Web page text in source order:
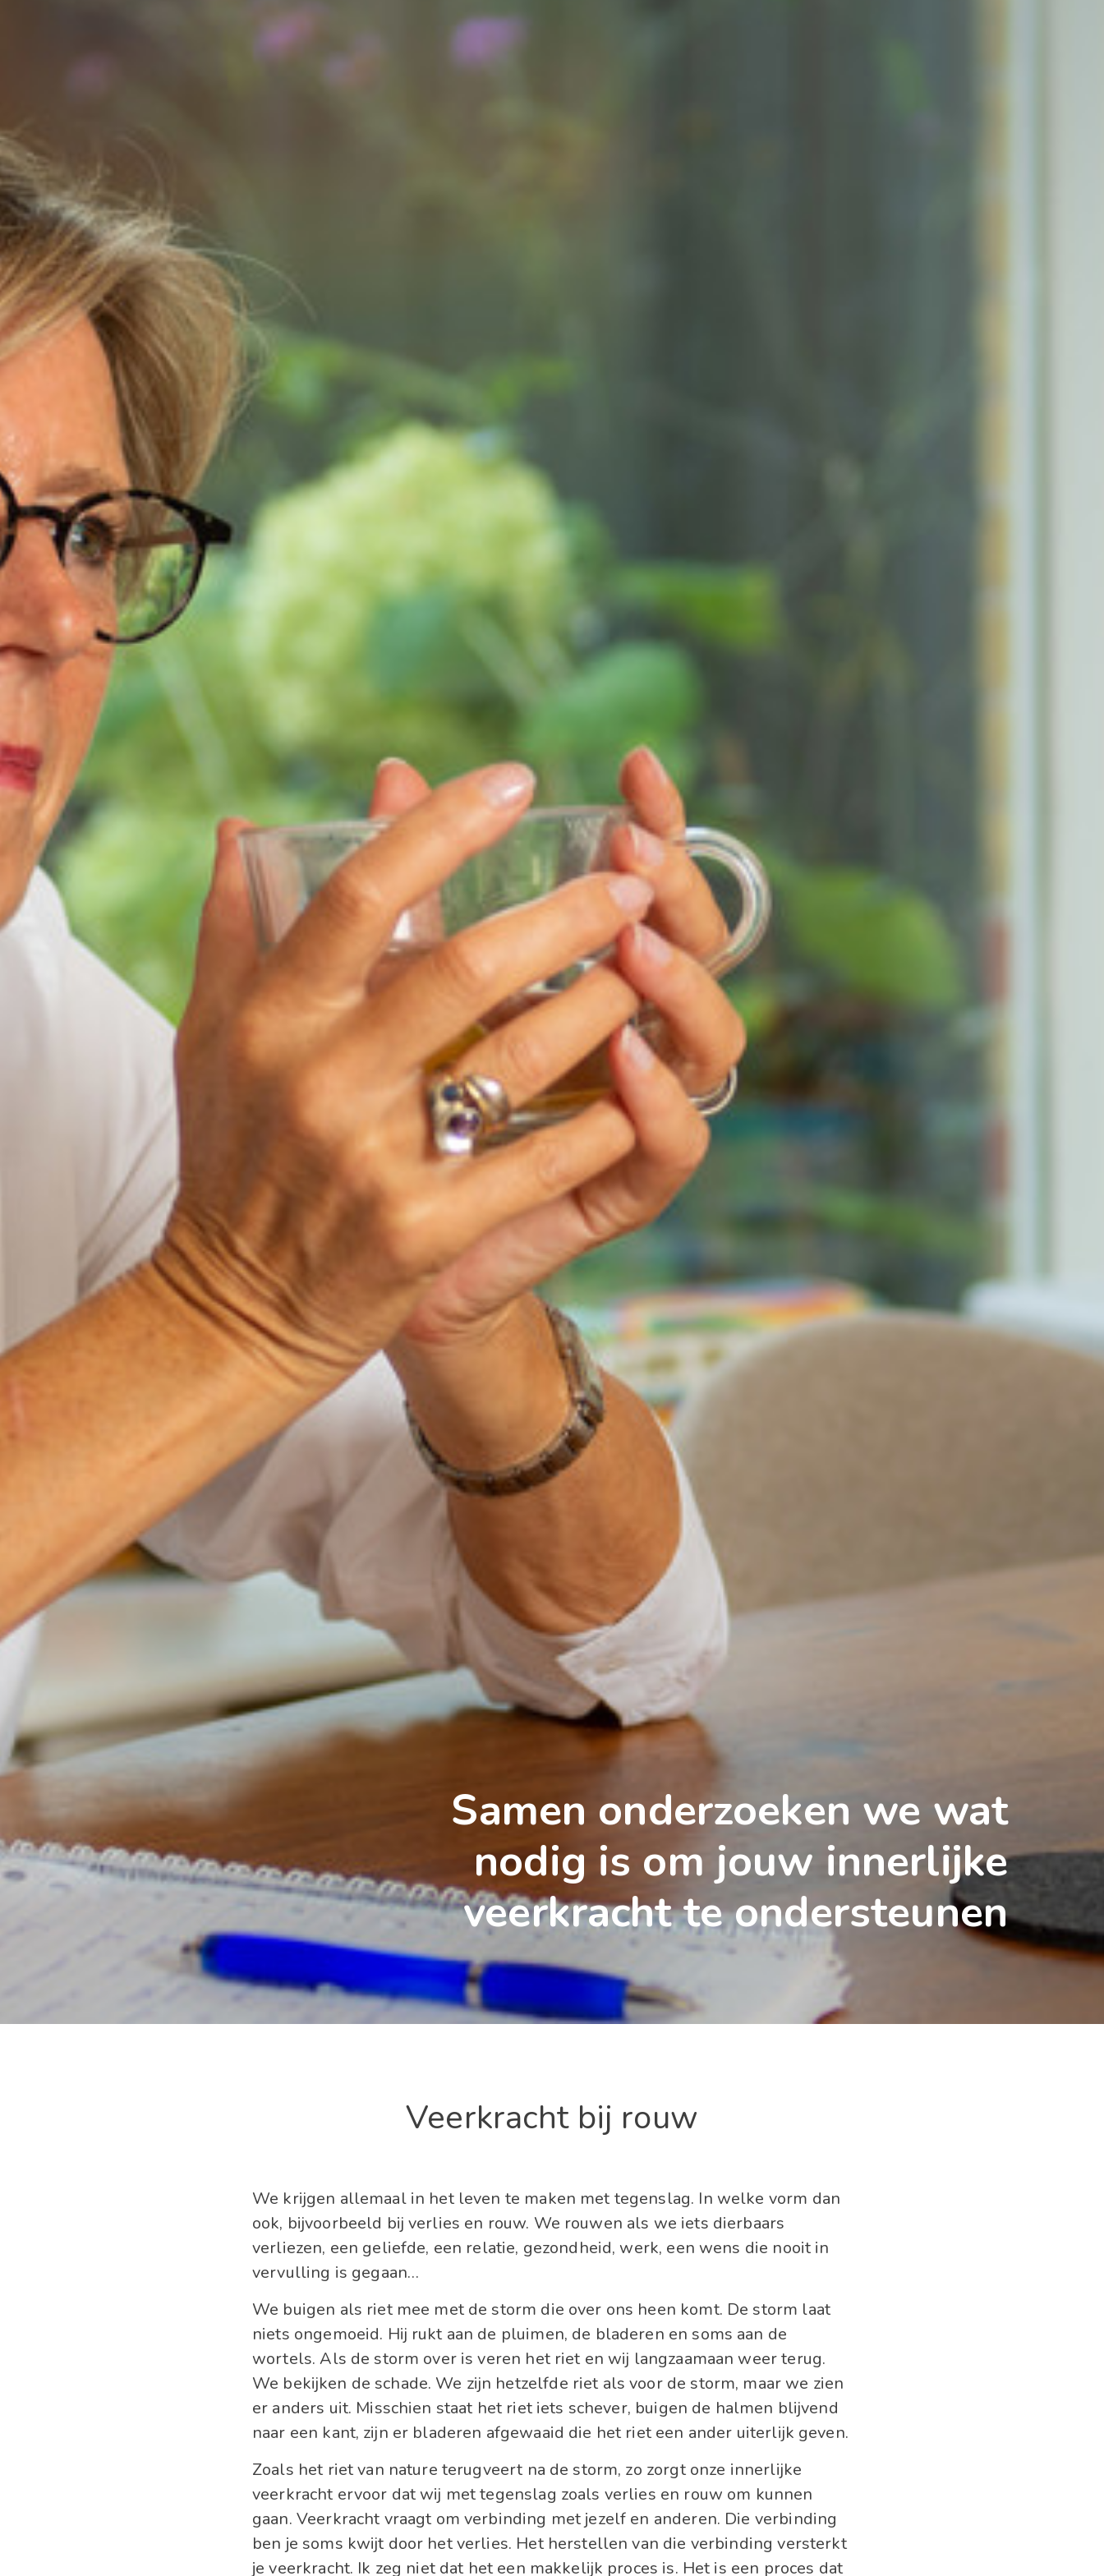
Samen onderzoeken we wat
nodig is om jouw innerlijke
veerkracht te ondersteunen
Veerkracht bij rouw
We krijgen allemaal in het leven te maken met tegenslag. In welke vorm dan
ook, bijvoorbeeld bij verlies en rouw. We rouwen als we iets dierbaars
verliezen, een geliefde, een relatie, gezondheid, werk, een wens die nooit in
vervulling is gegaan…
We buigen als riet mee met de storm die over ons heen komt. De storm laat
niets ongemoeid. Hij rukt aan de pluimen, de bladeren en soms aan de
wortels. Als de storm over is veren het riet en wij langzaamaan weer terug.
We bekijken de schade. We zijn hetzelfde riet als voor de storm, maar we zien
er anders uit. Misschien staat het riet iets schever, buigen de halmen blijvend
naar een kant, zijn er bladeren afgewaaid die het riet een ander uiterlijk geven.
Zoals het riet van nature terugveert na de storm, zo zorgt onze innerlijke
veerkracht ervoor dat wij met tegenslag zoals verlies en rouw om kunnen
gaan. Veerkracht vraagt om verbinding met jezelf en anderen. Die verbinding
ben je soms kwijt door het verlies. Het herstellen van die verbinding versterkt
je veerkracht. Ik zeg niet dat het een makkelijk proces is. Het is een proces dat